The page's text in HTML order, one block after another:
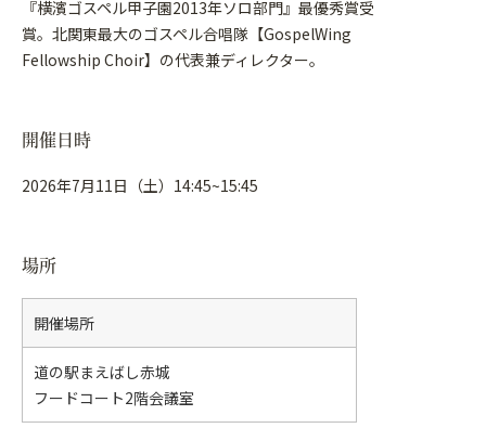
『横濱ゴスペル甲子園2013年ソロ部門』最優秀賞受
賞。北関東最大のゴスペル合唱隊【GospelWing
Fellowship Choir】の代表兼ディレクター。
開催日時
2026年7月11日（土）14:45~15:45
場所
開催場所
道の駅まえばし赤城
フードコート2階会議室